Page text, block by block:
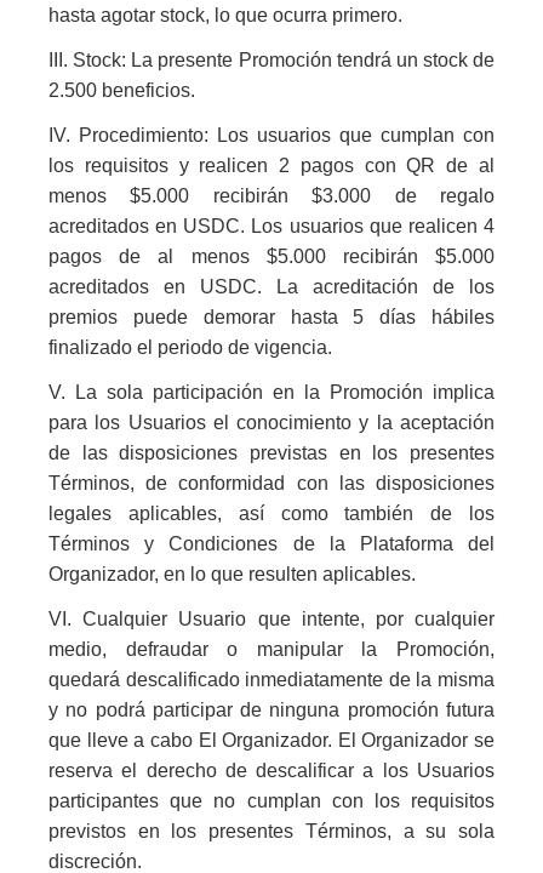
hasta agotar stock, lo que ocurra primero.
III. Stock: La presente Promoción tendrá un stock de
2.500 beneficios.
IV. Procedimiento: Los usuarios que cumplan con
los requisitos y realicen 2 pagos con QR de al
menos $5.000 recibirán $3.000 de regalo
acreditados en USDC. Los usuarios que realicen 4
pagos de al menos $5.000 recibirán $5.000
acreditados en USDC. La acreditación de los
premios puede demorar hasta 5 días hábiles
finalizado el periodo de vigencia.
V. La sola participación en la Promoción implica
para los Usuarios el conocimiento y la aceptación
de las disposiciones previstas en los presentes
Términos, de conformidad con las disposiciones
legales aplicables, así como también de los
Términos y Condiciones de la Plataforma del
Organizador, en lo que resulten aplicables.
VI. Cualquier Usuario que intente, por cualquier
medio, defraudar o manipular la Promoción,
quedará descalificado inmediatamente de la misma
y no podrá participar de ninguna promoción futura
que lleve a cabo El Organizador. El Organizador se
reserva el derecho de descalificar a los Usuarios
participantes que no cumplan con los requisitos
previstos en los presentes Términos, a su sola
discreción.